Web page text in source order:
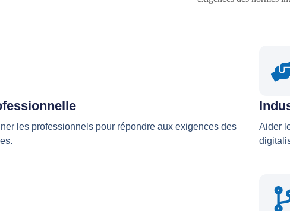
les professionnels pour répondre aux exigences des
Aider